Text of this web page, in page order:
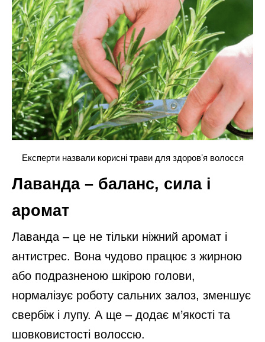
Експерти назвали корисні трави для здоровʼя волосся
Лаванда – баланс, сила і
аромат
Лаванда – це не тільки ніжний аромат і
антистрес. Вона чудово працює з жирною
або подразненою шкірою голови,
нормалізує роботу сальних залоз, зменшує
свербіж і лупу. А ще – додає м’якості та
шовковистості волоссю.